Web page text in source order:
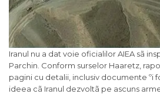
Iranul nu a dat voie oficialilor AIEA sã
Parchin. Conform surselor Haaretz,
pagini cu detalii, inclusiv documente ºi
ideea cã Iranul dezvoltã pe ascuns